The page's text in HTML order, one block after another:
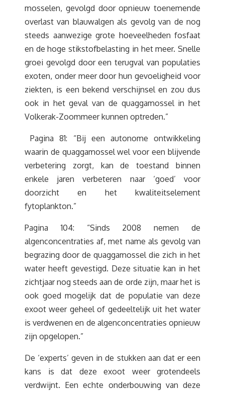
mosselen, gevolgd door opnieuw toenemende
overlast van blauwalgen als gevolg van de nog
steeds aanwezige grote hoeveelheden fosfaat
en de hoge stikstofbelasting in het meer. Snelle
groei gevolgd door een terugval van populaties
exoten, onder meer door hun gevoeligheid voor
ziekten, is een bekend verschijnsel en zou dus
ook in het geval van de quaggamossel in het
Volkerak-Zoommeer kunnen optreden.”
Pagina 81: “Bij een autonome ontwikkeling
waarin de quaggamossel wel voor een blijvende
verbetering zorgt, kan de toestand binnen
enkele jaren verbeteren naar ‘goed’ voor
doorzicht en het kwaliteitselement
fytoplankton.”
Pagina 104: “Sinds 2008 nemen de
algenconcentraties af, met name als gevolg van
begrazing door de quaggamossel die zich in het
water heeft gevestigd. Deze situatie kan in het
zichtjaar nog steeds aan de orde zijn, maar het is
ook goed mogelijk dat de populatie van deze
exoot weer geheel of gedeeltelijk uit het water
is verdwenen en de algenconcentraties opnieuw
zijn opgelopen.”
De ‘experts’ geven in de stukken aan dat er een
kans is dat deze exoot weer grotendeels
verdwijnt. Een echte onderbouwing van deze